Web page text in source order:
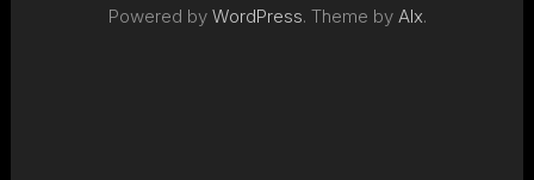
Powered by WordPress. Theme by Alx.